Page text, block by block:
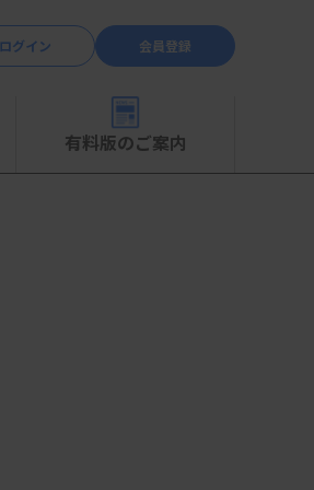
ログイン 会員登録
有料版のご案内